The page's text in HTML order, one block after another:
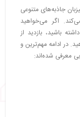
جاذبه‌های متنوعی
اگر می‌خواهید
باشید، بازدید از
در ادامه مهم‌ترین و
معرفی شده‌اند: